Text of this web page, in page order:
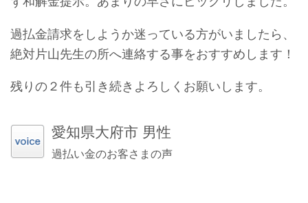
過払金請求をしようか迷っている方がいましたら、
絶対片山先生の所へ連絡する事をおすすめします！
残りの２件も引き続きよろしくお願いします。
愛知県大府市 男性
過払い金のお客さまの声